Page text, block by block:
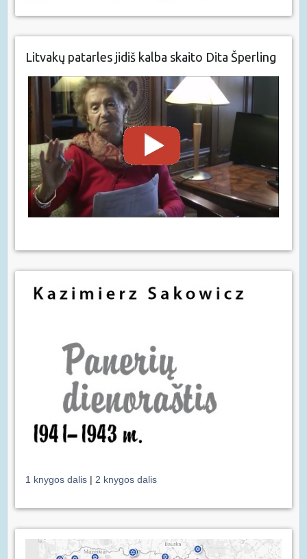
Litvakų patarles jidiš kalba skaito Dita Šperling
1 knygos dalis | 2 knygos dalis